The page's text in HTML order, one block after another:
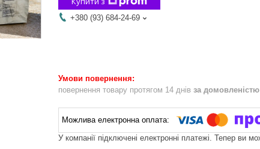
+380 (93) 684-24-69
повернення товару протягом 14 днів за домовленістю
У компанії підключені електронні платежі. Тепер ви